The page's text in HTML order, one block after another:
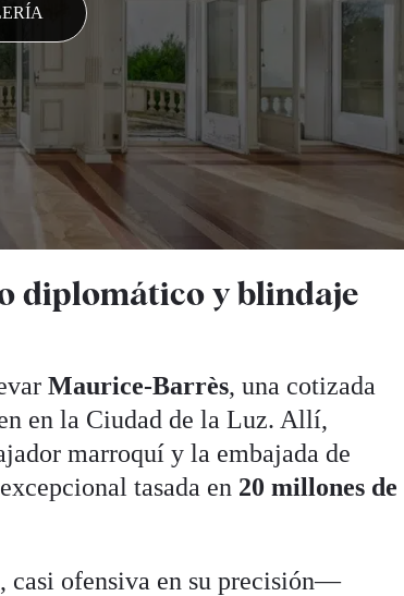
diplomático y blindaje
Maurice-Barrès, una cotizada
en la Ciudad de la Luz. Allí,
marroquí y la embajada de
tasada en 20 millones de
ofensiva en su precisión—